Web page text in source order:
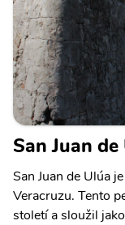
San Juan de
San Juan de Ulúa
Veracruzu. Tento
století a sloužil